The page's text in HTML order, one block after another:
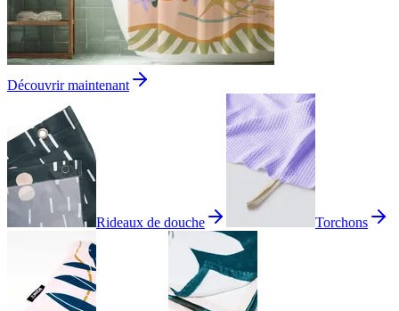
Découvrir maintenant
Rideaux de douche Torchons